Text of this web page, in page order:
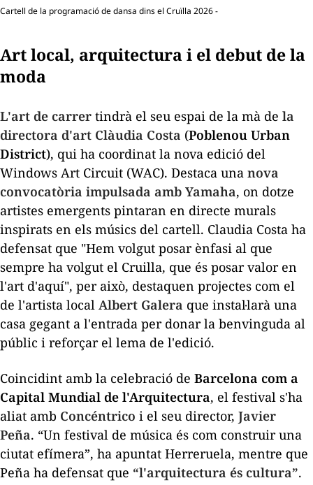
Cartell de la programació de dansa dins el Cruïlla 2026 -
Art local, arquitectura i el debut de la
moda
L'art de carrer tindrà el seu espai de la mà de la
directora d'art Clàudia Costa (Poblenou Urban
District), qui ha coordinat la nova edició del
Windows Art Circuit (WAC). Destaca una nova
convocatòria impulsada amb Yamaha, on dotze
artistes emergents pintaran en directe murals
inspirats en els músics del cartell. Claudia Costa ha
defensat que "Hem volgut posar ènfasi al que
sempre ha volgut el Cruilla, que és posar valor en
l'art d'aquí", per això, destaquen projectes com el
de l'artista local Albert Galera que instal·larà una
casa gegant a l'entrada per donar la benvinguda al
públic i reforçar el lema de l'edició.
Coincidint amb la celebració de Barcelona com a
Capital Mundial de l'Arquitectura, el festival s'ha
aliat amb Concéntrico i el seu director, Javier
Peña. “Un festival de música és com construir una
ciutat efímera”, ha apuntat Herreruela, mentre que
Peña ha defensat que “l'arquitectura és cultura”.